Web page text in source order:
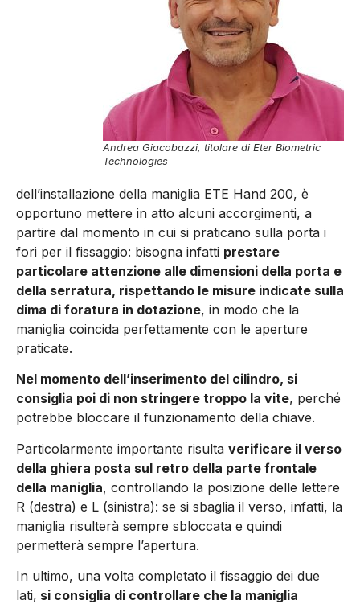
Andrea Giacobazzi, titolare di Eter Biometric
Technologies
dell’installazione della maniglia ETE Hand 200, è
opportuno mettere in atto alcuni accorgimenti, a
partire dal momento in cui si praticano sulla porta i
fori per il fissaggio: bisogna infatti prestare
particolare attenzione alle dimensioni della porta e
della serratura, rispettando le misure indicate sulla
dima di foratura in dotazione, in modo che la
maniglia coincida perfettamente con le aperture
praticate.
Nel momento dell’inserimento del cilindro, si
consiglia poi di non stringere troppo la vite, perché
potrebbe bloccare il funzionamento della chiave.
Particolarmente importante risulta verificare il verso
della ghiera posta sul retro della parte frontale
della maniglia, controllando la posizione delle lettere
R (destra) e L (sinistra): se si sbaglia il verso, infatti, la
maniglia risulterà sempre sbloccata e quindi
permetterà sempre l’apertura.
In ultimo, una volta completato il fissaggio dei due
lati, si consiglia di controllare che la maniglia